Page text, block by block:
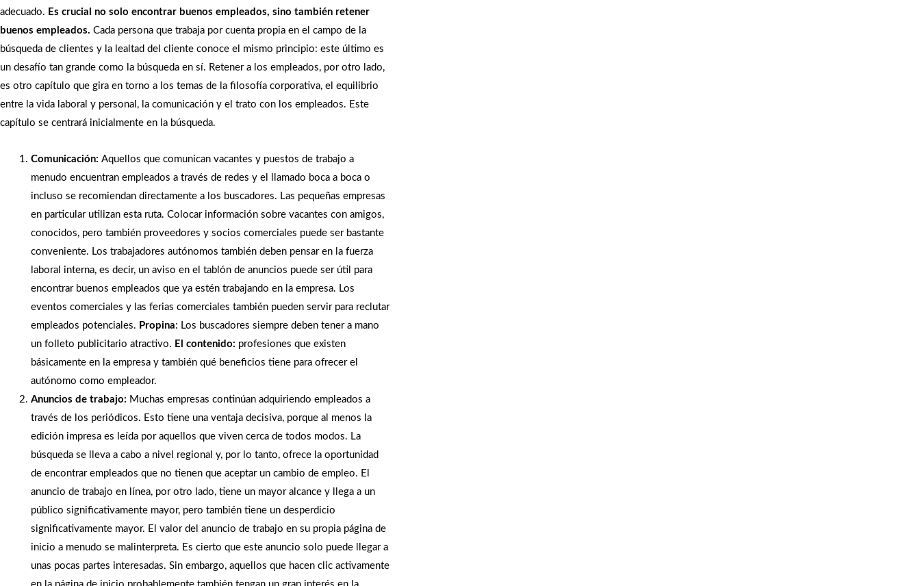
adecuado. Es crucial no solo encontrar buenos empleados, sino también retener
buenos empleados. Cada persona que trabaja por cuenta propia en el campo de la
búsqueda de clientes y la lealtad del cliente conoce el mismo principio: este último es
un desafío tan grande como la búsqueda en sí. Retener a los empleados, por otro lado,
es otro capítulo que gira en torno a los temas de la filosofía corporativa, el equilibrio
entre la vida laboral y personal, la comunicación y el trato con los empleados. Este
capítulo se centrará inicialmente en la búsqueda.
Comunicación: Aquellos que comunican vacantes y puestos de trabajo a
menudo encuentran empleados a través de redes y el llamado boca a boca o
incluso se recomiendan directamente a los buscadores. Las pequeñas empresas
en particular utilizan esta ruta. Colocar información sobre vacantes con amigos,
conocidos, pero también proveedores y socios comerciales puede ser bastante
conveniente. Los trabajadores autónomos también deben pensar en la fuerza
laboral interna, es decir, un aviso en el tablón de anuncios puede ser útil para
encontrar buenos empleados que ya estén trabajando en la empresa. Los
eventos comerciales y las ferias comerciales también pueden servir para reclutar
empleados potenciales. Propina: Los buscadores siempre deben tener a mano
un folleto publicitario atractivo. El contenido: profesiones que existen
básicamente en la empresa y también qué beneficios tiene para ofrecer el
autónomo como empleador.
Anuncios de trabajo: Muchas empresas continúan adquiriendo empleados a
través de los periódicos. Esto tiene una ventaja decisiva, porque al menos la
edición impresa es leída por aquellos que viven cerca de todos modos. La
búsqueda se lleva a cabo a nivel regional y, por lo tanto, ofrece la oportunidad
de encontrar empleados que no tienen que aceptar un cambio de empleo. El
anuncio de trabajo en línea, por otro lado, tiene un mayor alcance y llega a un
público significativamente mayor, pero también tiene un desperdicio
significativamente mayor. El valor del anuncio de trabajo en su propia página de
inicio a menudo se malinterpreta. Es cierto que este anuncio solo puede llegar a
unas pocas partes interesadas. Sin embargo, aquellos que hacen clic activamente